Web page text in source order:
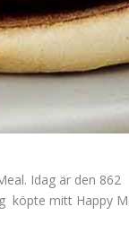
Idag är den 862
köpte mitt Happy